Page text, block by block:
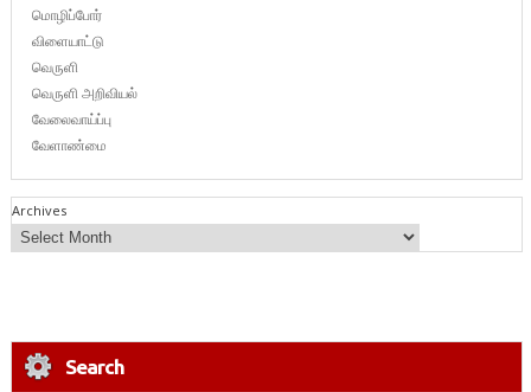
மொழிப்போர்
விளையாட்டு
வெருளி
வெருளி அறிவியல்
வேலைவாய்ப்பு
வேளாண்மை
Archives
Search